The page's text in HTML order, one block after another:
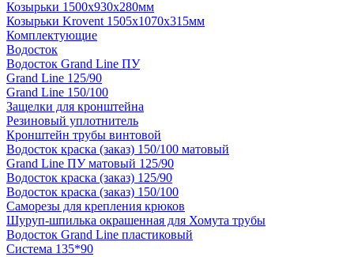
Козырьки 1500х930х280мм
Козырьки Krovent 1505х1070х315мм
Комплектующие
Водосток
Водосток Grand Line ПУ
Grand Line 125/90
Grand Line 150/100
Защелки для кронштейна
Резиновый уплотнитель
Кронштейн трубы винтовой
Водосток краска (заказ) 150/100 матовый
Grand Line ПУ матовый 125/90
Водосток краска (заказ) 125/90
Водосток краска (заказ) 150/100
Саморезы для крепления крюков
Шуруп-шпилька окрашенная для Хомута трубы
Водосток Grand Line пластиковый
Система 135*90